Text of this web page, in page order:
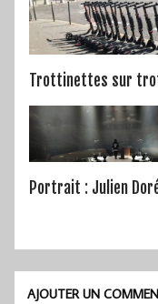
Trottinettes sur
Portrait : Julien
AJOUTER UN